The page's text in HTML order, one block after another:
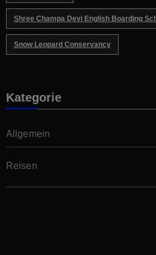
Shree Champa Devi English Boarding
Snow Leopard Conservancy
Kategorie
Allgemein
Reisen